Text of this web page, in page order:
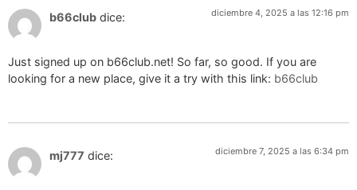
b66club dice: diciembre 4, 2025 a las 12:16 pm
Just signed up on b66club.net! So far, so good. If you are
looking for a new place, give it a try with this link: b66club
mj777 dice: diciembre 7, 2025 a las 6:34 pm